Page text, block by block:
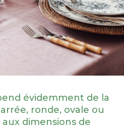
évidemment de la
ronde, ovale ou
dimensions de